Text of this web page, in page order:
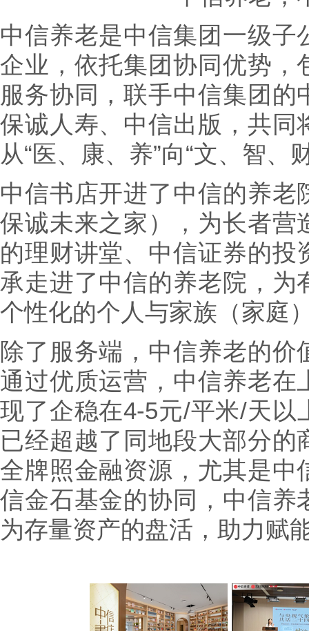
中信养老是中信集团一级
企业，依托集团协同优势
服务协同，联手中信集团
保诚人寿、中信出版，共同
从“医、康、养”向“文、智、
中信书店开进了中信的养
保诚未来之家），为长者营
的理财讲堂、中信证券的
承走进了中信的养老院，
个性化的个人与家族（家庭
除了服务端，中信养老的
通过优质运营，中信养老
现了企稳在4-5元/平米/天以
已经超越了同地段大部分
全牌照金融资源，尤其是
信金石基金的协同，中信养
为存量资产的盘活，助力赋